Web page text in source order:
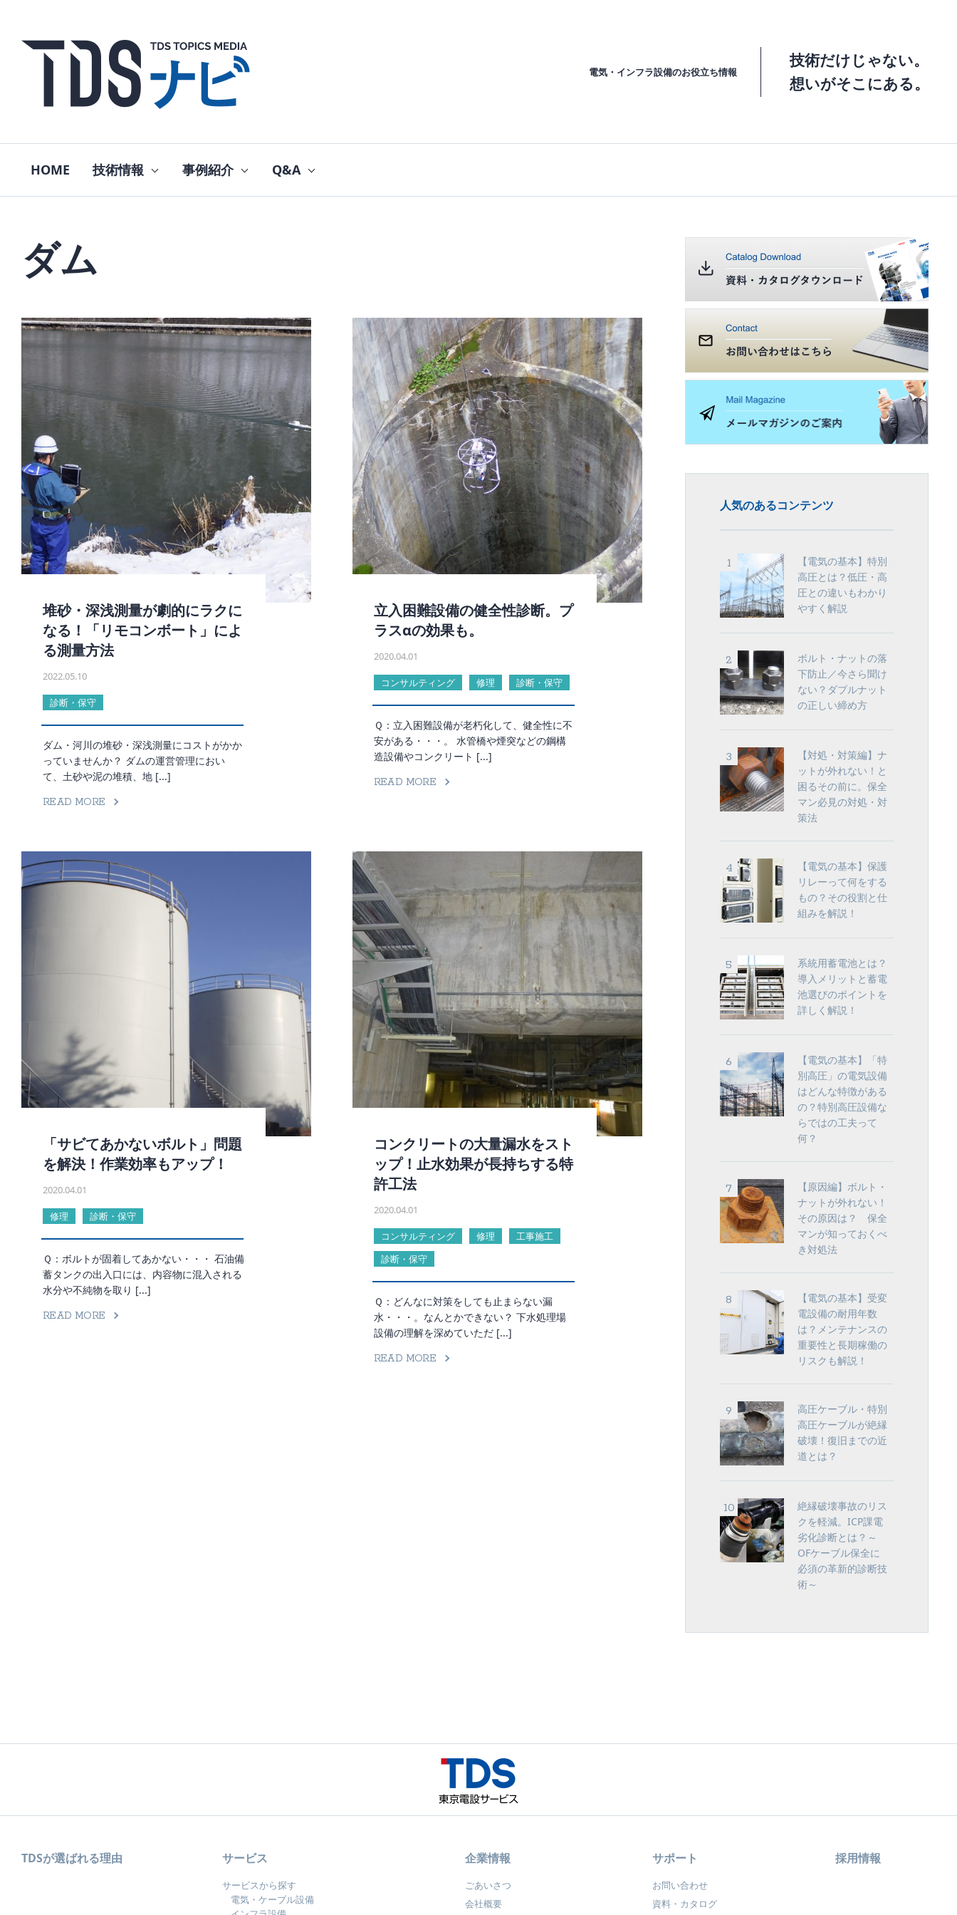
電気・インフラ設備のお役立ち情報
技術だけじゃない。
想いがそこにある。
HOME 技術情報 事例紹介 Q&A
ダム
堆砂・深浅測量が劇的にラクに
なる！「リモコンボート」によ
る測量方法
2022.05.10
診断・保守
ダム・河川の堆砂・深浅測量にコストがかか
っていませんか？ ダムの運営管理におい
て、土砂や泥の堆積、地 [...]
READ MORE
立入困難設備の健全性診断。プ
ラスαの効果も。
2020.04.01
コンサルティング 修理 診断・保守
Ｑ：立入困難設備が老朽化して、健全性に不
安がある・・・。 水管橋や煙突などの鋼構
造設備やコンクリート [...]
READ MORE
「サビてあかないボルト」問題
を解決！作業効率もアップ！
2020.04.01
修理 診断・保守
Ｑ：ボルトが固着してあかない・・・ 石油備
蓄タンクの出入口には、内容物に混入される
水分や不純物を取り [...]
READ MORE
コンクリートの大量漏水をスト
ップ！止水効果が長持ちする特
許工法
2020.04.01
コンサルティング 修理
工事施工
診断・保守
Ｑ：どんなに対策をしても止まらない漏
水・・・。なんとかできない？ 下水処理場
設備の理解を深めていただ [...]
READ MORE
人気のあるコンテンツ
【電気の基本】特別
高圧とは？低圧・高
圧との違いもわかり
やすく解説
ボルト・ナットの落
下防止／今さら聞け
ない？ダブルナット
の正しい締め方
【対処・対策編】ナ
ットが外れない！と
困るその前に。保全
マン必見の対処・対
策法
【電気の基本】保護
リレーって何をする
もの？その役割と仕
組みを解説！
系統用蓄電池とは？
導入メリットと蓄電
池選びのポイントを
詳しく解説！
【電気の基本】「特
別高圧」の電気設備
はどんな特徴がある
の？特別高圧設備な
らではの工夫って
何？
【原因編】ボルト・
ナットが外れない！
その原因は？ 保全
マンが知っておくべ
き対処法
【電気の基本】受変
電設備の耐用年数
は？メンテナンスの
重要性と長期稼働の
リスクも解説！
高圧ケーブル・特別
高圧ケーブルが絶縁
破壊！復旧までの近
道とは？
絶縁破壊事故のリス
クを軽減。ICP課電
劣化診断とは？～
OFケーブル保全に
必須の革新的診断技
術～
TDSが選ばれる理由 サービス
サービスから探す
電気・ケーブル設備
企業情報
ごあいさつ
会社概要
サポート
お問い合わせ
資料・カタログ
採用情報